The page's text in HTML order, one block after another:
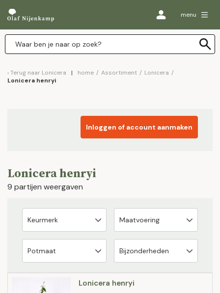
menu
Terug naar Lonicera home / Assortiment / Lonicera /
Lonicera henryi
Inloggen of account aanmaken
Lonicera henryi
9 partijen weergaven
Lonicera henryi